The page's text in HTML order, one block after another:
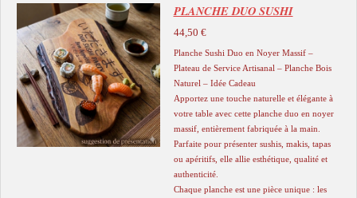
PLANCHE DUO SUSHI
44,50 €
Planche Sushi Duo en Noyer Massif –
Plateau de Service Artisanal – Planche Bois
Naturel – Idée Cadeau
Apportez une touche naturelle et élégante à
votre table avec cette planche duo en noyer
massif, entièrement fabriquée à la main.
Parfaite pour présenter sushis, makis, tapas
ou apéritifs, elle allie esthétique, qualité et
authenticité.
Chaque planche est une pièce unique : les